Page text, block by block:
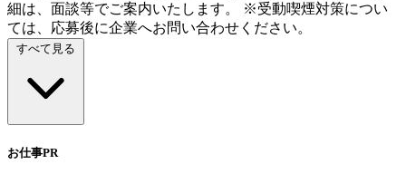
細は、面談等でご案内いたします。 ※受動喫煙対策につい
ては、応募後に企業へお問い合わせください。
すべて見る
お仕事PR